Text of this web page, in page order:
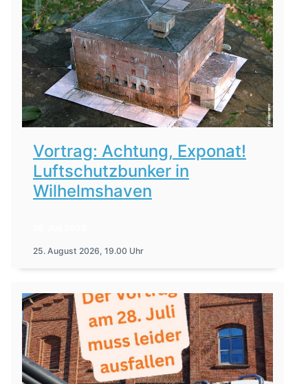
Vortrag: Achtung, Exponat!
Luftschutzbunker in
Wilhelmshaven
25. August 2026, 19.00 Uhr